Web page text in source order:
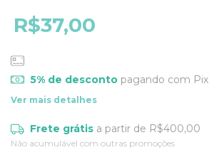
R$37,00
5% de descontopagando com Pix
Ver mais detalhes
Frete grátis a partir de R$400,00
Não acumulável com outras promoções